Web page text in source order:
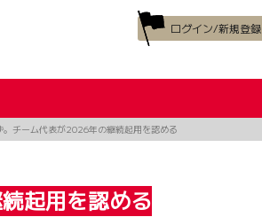
ログイン/新規登録
チーム代表が2026年の継続起用を認める
起用を認める